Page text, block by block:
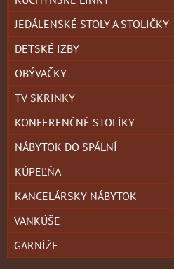
JEDÁLENSKÉ STOLY A STOLIČKY
DETSKÉ IZBY
OBÝVAČKY
TV SKRINKY
KONFERENČNÉ STOLÍKY
NÁBYTOK DO SPÁLNÍ
KÚPEĽŇA
KANCELÁRSKY NÁBYTOK
VANKÚŠE
GARNÍŽE